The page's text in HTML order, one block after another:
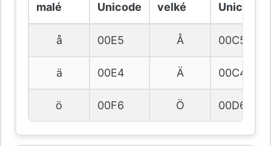
malé
Unicode
velké
Unicode
å 00E5 Å 00C5
ä 00E4 Ä 00C4
ö 00F6 Ö 00D6